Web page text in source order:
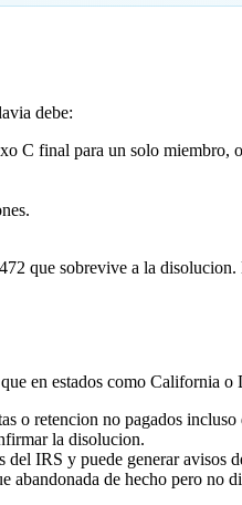
debe:
C final para un solo miembro,
que sobrevive a la
en estados como California o
o retencion no pagados
la disolucion.
IRS y puede generar avisos
abandonada de hecho pero no